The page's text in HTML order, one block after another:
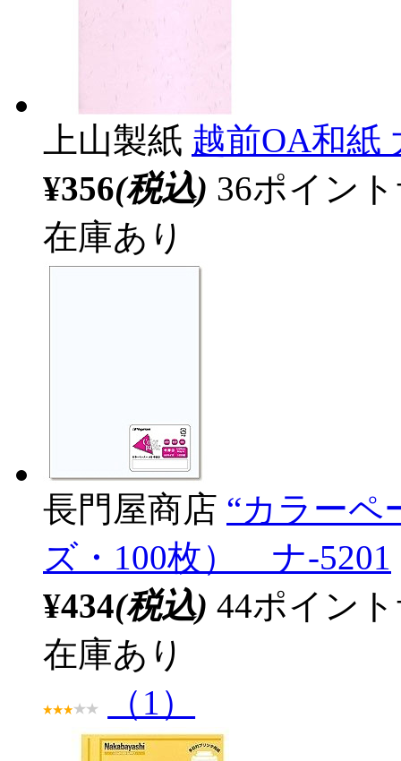
上山製紙 越前OA和紙
¥356(税込) 36ポイン
在庫あり
長門屋商店 “カラーペ
ズ・100枚） ナ-5201
¥434(税込) 44ポイン
在庫あり
（1）